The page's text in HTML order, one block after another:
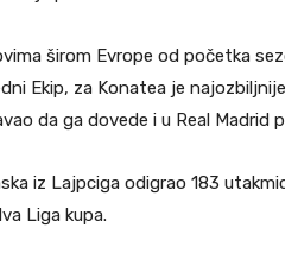
širom Evrope od početka
Ekip, za Konatea je
da ga dovede i u Real Madrid
iz Lajpciga odigrao 183
Liga kupa.